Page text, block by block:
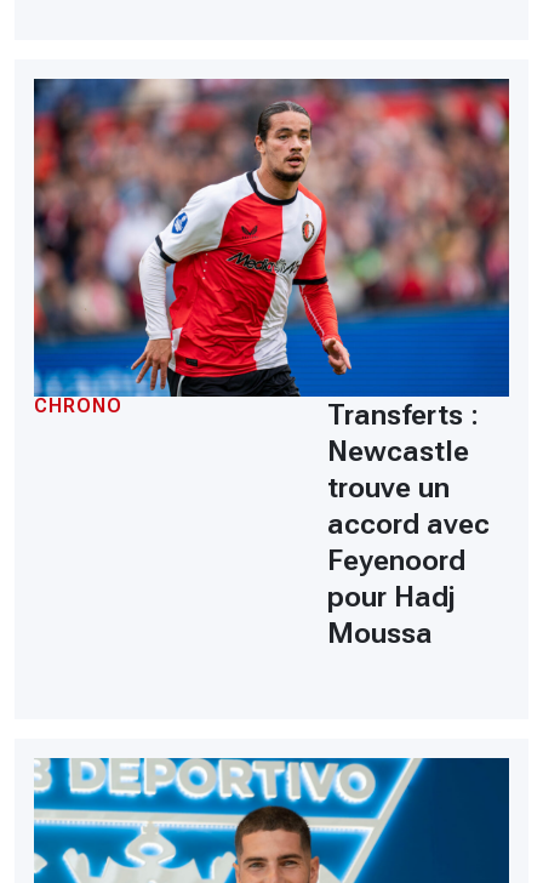
CHRONO
Transferts :
Newcastle
trouve un
accord avec
Feyenoord
pour Hadj
Moussa